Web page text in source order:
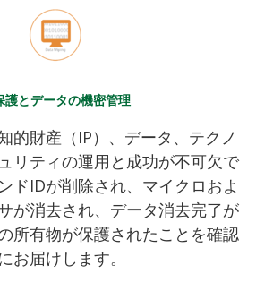
護とデータの機密管理
的財産（IP）、データ、テクノ
リティの運用と成功が不可欠で
ドIDが削除され、マイクロおよ
が消去され、データ消去完了が
所有物が保護されたことを確認
お届けします。